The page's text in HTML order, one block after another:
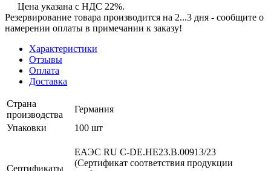
Цена указана с НДС 22%.
Резервирование товара производится на 2...3 дня - сообщите о
намерении оплаты в примечании к заказу!
Характеристики
Отзывы
Оплата
Доставка
Страна
производства
Германия
Упаковки
100 шт
Сертификаты
ЕАЭС RU С-DE.НЕ23.В.00913/23
(Сертификат соответствия продукции